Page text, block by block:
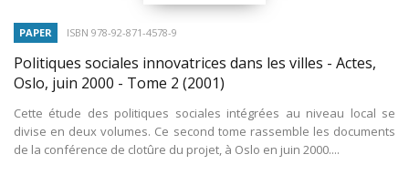
PAPER ISBN 978-92-871-4578-9
Politiques sociales innovatrices dans les villes - Actes,
Oslo, juin 2000 - Tome 2 (2001)
Cette étude des politiques sociales intégrées au niveau local se
divise en deux volumes. Ce second tome rassemble les documents
de la conférence de clotûre du projet, à Oslo en juin 2000....